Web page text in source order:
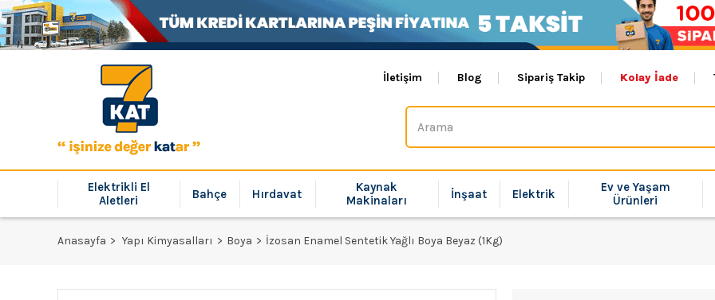
İletişim Blog Sipariş Takip Kolay İade
Elektrikli El
Aletleri
Bahçe Hırdavat
Kaynak
Makinaları
İnşaat Elektrik
Ev ve Yaşam
Ürünleri
Anasayfa Yapı Kimyasalları Boya İzosan Enamel Sentetik Yağlı Boya Beyaz (1Kg)